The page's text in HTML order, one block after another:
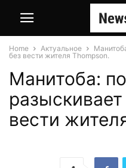
Home Актуальное
без вести жителя Thompson.
Манитоба:
вести